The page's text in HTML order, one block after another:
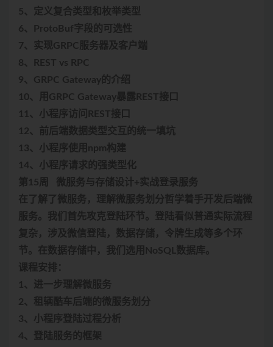
5、定义复合类型和枚举类型
6、ProtoBuf字段的可选性
7、实现GRPC服务器及客户端
8、REST vs RPC
9、GRPC Gateway的介绍
10、用GRPC Gateway暴露REST接口
11、小程序访问REST接口
12、前后端数据类型交互的统一填坑
13、小程序使用npm构建
14、小程序请求的强类型化
第15周 微服务与存储设计+实战登录服务
在了解了微服务，理解微服务划分哲学着手开发后端微
服务。我们首先攻克登陆环节。登陆看似普通实际流程
复杂，涉及微信登陆，数据存储，令牌生成等多个环
节。在数据存储中，我们选用NoSQL数据库。
课程安排：
1、进一步理解微服务
2、租辆酷车后端的微服务划分
3、小程序登陆过程分析
4、登陆服务的框架